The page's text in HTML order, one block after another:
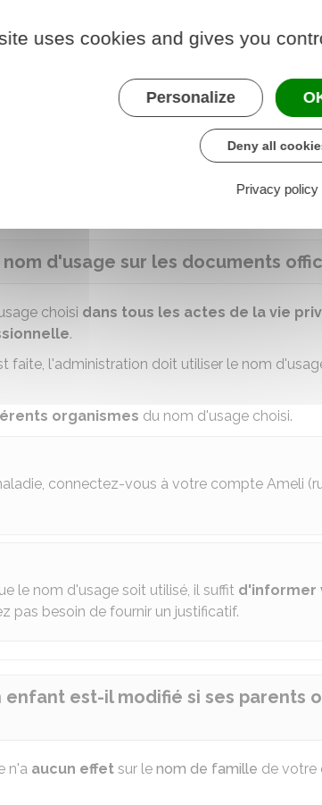
le nom d'usage est inchangé, modifié, ou n'est
Le nom d'usage est inchangé
d'usage sur les documents
choisi dans tous les actes de la vie
.
faite, l'administration doit utiliser le nom
organismes du nom d'usage choisi.
connectez-vous à votre compte Ameli
le nom d'usage soit utilisé, il suffit d'informer
pas besoin de fournir un justificatif.
est-il modifié si ses parents
n'a aucun effet sur le nom de famille de votre
uses cookies and gives you
Personalize
Deny all
Privacy policy